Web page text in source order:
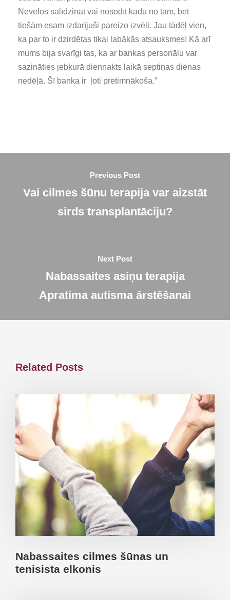
Nevēlos salīdzināt vai nosodīt kādu no tām, bet
tiešām esam izdarījuši pareizo izvēli. Jau tādēļ vien,
ka par to ir dzirdētas tikai labākās atsauksmes! Kā arī
mums bija svarīgi tas, ka ar bankas personālu var
sazināties jebkurā diennakts laikā septiņas dienas
nedēļā. Šī banka ir ļoti pretimnākoša.”
Previous Post
Vai cilmes šūnu terapija var aizstāt
sirds transplantāciju?
Next Post
Nabassaites asiņu terapija
Apratima autisma ārstēšanai
Related Posts
Nabassaites cilmes šūnas un
tenisista elkonis